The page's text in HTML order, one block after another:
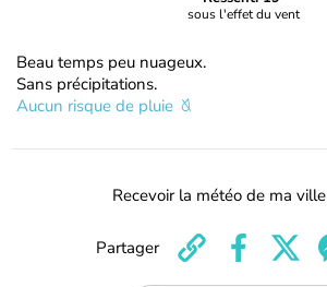
sous l'effet du vent
Beau temps peu nuageux.
Sans précipitations.
Aucun risque de pluie
Recevoir la météo de ma ville
Partager